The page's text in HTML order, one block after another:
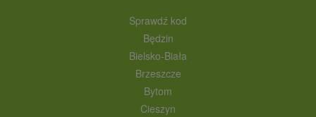
Sprawdź kod
Będzin
Bielsko-Biała
Brzeszcze
Bytom
Cieszyn